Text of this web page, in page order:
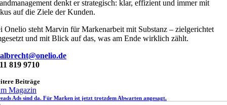
denkt er strategisch: klar, effizient und immer mit
auf die Ziele der Kunden.
Onelio steht Marvin für Markenarbeit mit Substanz – zielgerichtet
und mit Blick auf das, was am Ende wirklich zählt.
819 9710
Beiträge
Magazin
Ads sind da. Für Marken ist jetzt trotzdem Abwarten angesagt.